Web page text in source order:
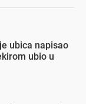
ubica napisao
ubio u